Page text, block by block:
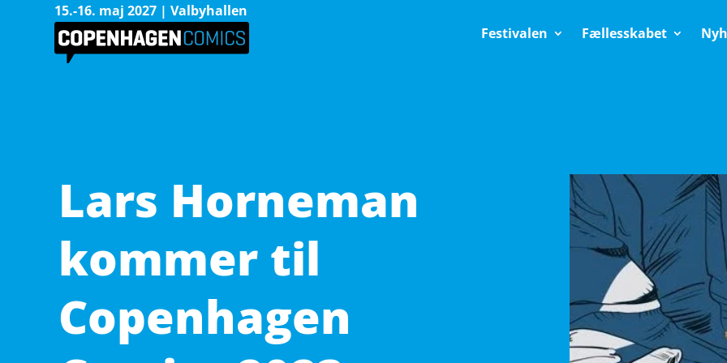
15.-16. maj 2027 | Valbyhallen
Festivalen
Fællesskabet
Lars Horneman
kommer til
Copenhagen